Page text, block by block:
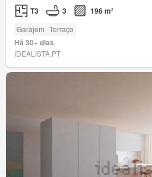
T3 3 196 m²
Garajem Terraço
Há 30+ dias
IDEALISTA.PT